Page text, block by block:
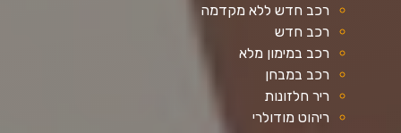
רכב חדש ללא מקדמה
רכב חדש
רכב במימון מלא
רכב במבחן
ריר חלזונות
ריהוט מודולרי